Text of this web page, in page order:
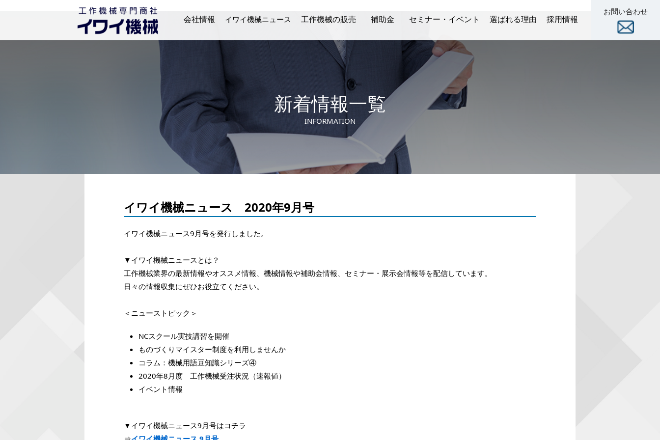
お問い合わせ
会社情報 イワイ機械ニュース
イワイ機械ニュース
工作機械の販売
取扱メーカー
動画ギャラリー
在庫機情報
補助金 セミナー・イベント
展示会
生産技術セミナー
NCスクール
選ばれる理由 採用情報
新着情報一覧
INFORMATION
イワイ機械ニュース 2020年9月号
イワイ機械ニュース9月号を発行しました。
▼イワイ機械ニュースとは？
工作機械業界の最新情報やオススメ情報、機械情報や補助金情報、セミナー・展示会情報等を配信しています。
日々の情報収集にぜひお役立てください。
＜ニューストピック＞
NCスクール実技講習を開催
ものづくりマイスター制度を利用しませんか
コラム：機械用語豆知識シリーズ④
2020年8月度 工作機械受注状況（速報値）
イベント情報
▼イワイ機械ニュース9月号はコチラ